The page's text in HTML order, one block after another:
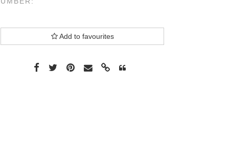
Add to favourites